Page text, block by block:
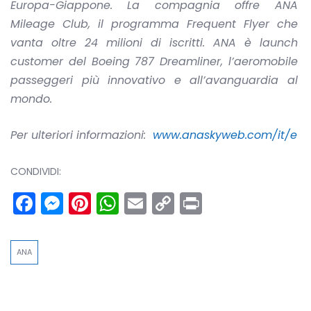
Europa-Giappone. La compagnia offre ANA
Mileage Club, il programma Frequent Flyer che
vanta oltre 24 milioni di iscritti. ANA è launch
customer del Boeing 787 Dreamliner, l’aeromobile
passeggeri più innovativo e all’avanguardia al
mondo.
Per ulteriori informazioni: www.anaskyweb.com/it/e
CONDIVIDI:
Facebook
Messenger
Pinterest
WhatsApp
Email
Copy
Link
ANA